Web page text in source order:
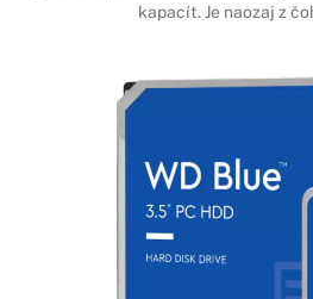
kapacít. Je naozaj z